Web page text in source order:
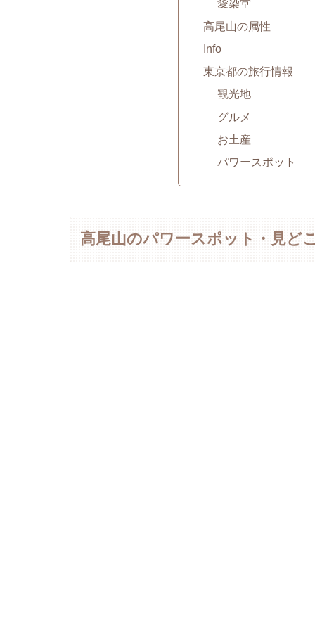
愛染堂
高尾山の属性
Info
東京都の旅行情報
観光地
グルメ
お土産
パワースポット
高尾山のパワースポット・見ど